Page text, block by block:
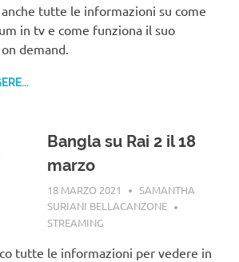
tutte le informazioni su come
in tv e come funziona il suo
demand.
Bangla su Rai 2 il 18
marzo
18 MARZO 2021
SAMANTHA
SURIANI BELLACANZONE
STREAMING
tutte le informazioni per vedere in